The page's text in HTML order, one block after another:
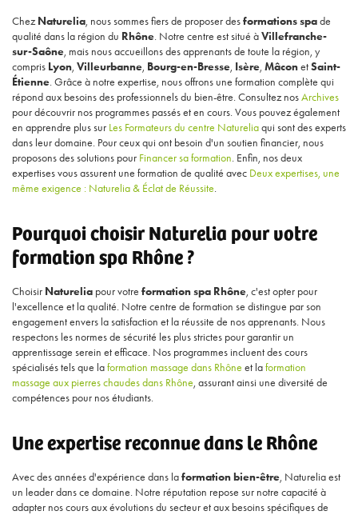
ChezNaturelia, nous sommes fiers de proposer desformations spade
qualité dans la région du Rhône. Notre centre est situé àVillefranche-
sur-Saône, mais nous accueillons des apprenants de toute la région, y
compris Lyon, Villeurbanne, Bourg-en-Bresse, Isère, MâconetSaint-
Étienne. Grâce à notre expertise, nous offrons une formation complète qui
répond aux besoins des professionnels du bien-être. Consultez nosArchives
pour découvrir nos programmes passés et en cours. Vous pouvez également
en apprendre plus sur Les Formateurs du centre Natureliaqui sont des experts
dans leur domaine. Pour ceux qui ont besoin d'un soutien financier, nous
proposons des solutions pour Financer sa formation. Enfin, nos deux
expertises vous assurent une formation de qualité avec Deux expertises, une
même exigence : Naturelia & Éclat de Réussite.
Pourquoi choisir Naturelia pour votre
formation spa Rhône ?
Choisir Naturelia pour votre formation spa Rhône, c'est opter pour
l'excellence et la qualité. Notre centre de formation se distingue par son
engagement envers la satisfaction et la réussite de nos apprenants. Nous
respectons les normes de sécurité les plus strictes pour garantir un
apprentissage serein et efficace. Nos programmes incluent des cours
spécialisés tels que laformation massage dans Rhône et laformation
massage aux pierres chaudes dans Rhône, assurant ainsi une diversité de
compétences pour nos étudiants.
Une expertise reconnue dans le Rhône
Avec des années d'expérience dans laformation bien-être, Naturelia est
un leader dans ce domaine. Notre réputation repose sur notre capacité à
adapter nos cours aux évolutions du secteur et aux besoins spécifiques de